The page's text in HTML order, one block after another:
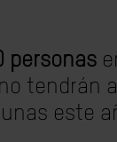
personas
tendrán
este